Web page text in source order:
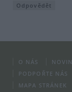
Odpovědět
O NÁS
PODPOŘTE NÁS
MAPA STRÁNEK